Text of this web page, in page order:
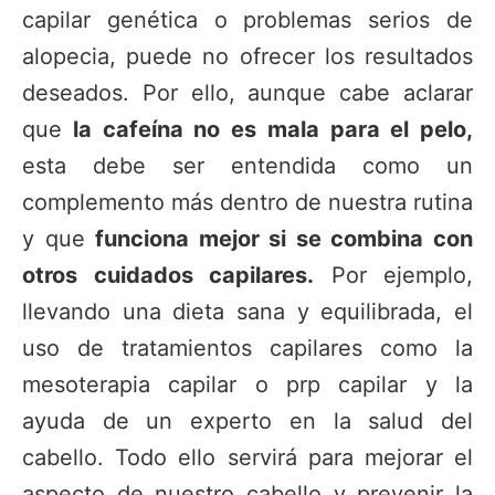
capilar genética o problemas serios de
alopecia, puede no ofrecer los resultados
deseados. Por ello, aunque cabe aclarar
que la cafeína no es mala para el pelo,
esta debe ser entendida como un
complemento más dentro de nuestra rutina
y quefunciona mejor si se combina con
otros cuidados capilares. Por ejemplo,
llevando una dieta sana y equilibrada, el
uso de tratamientos capilares como la
mesoterapia capilar o prp capilar y la
ayuda de un experto en la salud del
cabello. Todo ello servirá para mejorar el